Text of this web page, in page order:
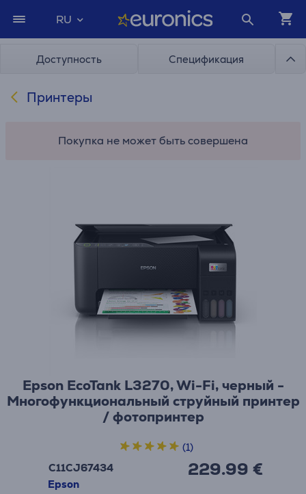
RU
Доступность Спецификация
Принтеры
Покупка не может быть совершена
Epson EcoTank L3270, Wi-Fi, черный -
Многофункциональный струйный принтер
/ фотопринтер
C11CJ67434
Epson
229.99 €
(1)